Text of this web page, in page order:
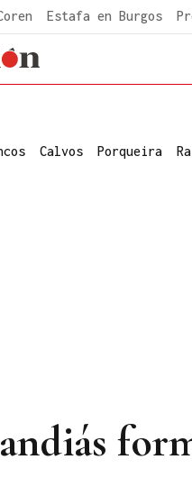
Estafa en Burgos
Calvos Porqueira